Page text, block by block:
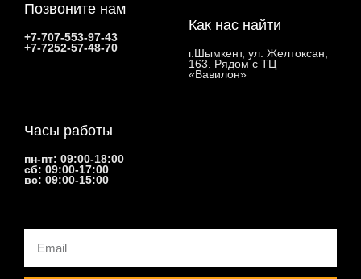
Позвоните нам
+7-707-553-97-43
+7-7252-57-48-70
Как нас найти
г.Шымкент, ул. Желтоксан,
163. Рядом с ТЦ
«Вавилон»
Часы работы
пн-пт: 09:00-18:00
сб: 09:00-17:00
вс: 09:00-15:00
Email